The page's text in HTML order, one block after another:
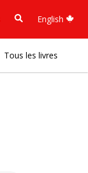
English
Tous les livres